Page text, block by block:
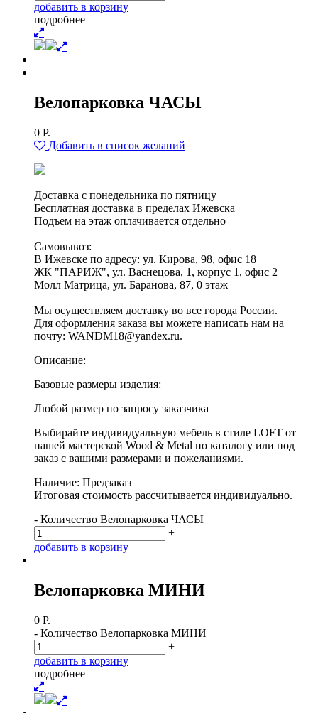
добавить в корзину
подробнее
Велопарковка ЧАСЫ
0 Р.
Добавить в список желаний
Доставка с понедельника по пятницу
Бесплатная доставка в пределах Ижевска
Подъем на этаж оплачивается отдельно
Самовывоз:
В Ижевске по адресу: ул. Кирова, 98, офис 18
ЖК "ПАРИЖ", ул. Васнецова, 1, корпус 1, офис 2
Молл Матрица, ул. Баранова, 87, 0 этаж
Мы осуществляем доставку во все города России.
Для оформления заказа вы можете написать нам на
почту: WANDM18@yandex.ru.
Описание:
Базовые размеры изделия:
Любой размер по запросу заказчика
Выбирайте индивидуальную мебель в стиле LOFT от
нашей мастерской Wood & Metal по каталогу или под
заказ с вашими размерами и пожеланиями.
Наличие: Предзаказ
Итоговая стоимость рассчитывается индивидуально.
- Количество Велопарковка ЧАСЫ
+
добавить в корзину
Велопарковка МИНИ
0 Р.
- Количество Велопарковка МИНИ
+
добавить в корзину
подробнее